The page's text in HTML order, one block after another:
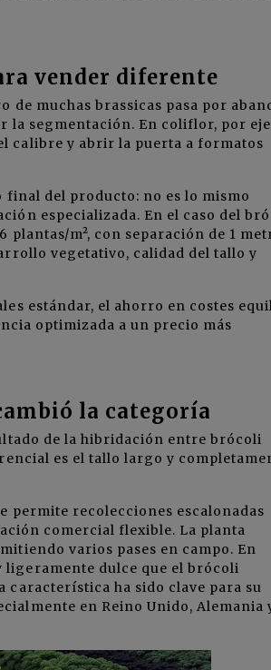
vender diferente
de muchas brassicas pasa por
la segmentación. En coliflor, por
calibre y abrir la puerta a formatos
del producto: no es lo mismo
especializada. En el caso del
plantas/m², con separación de 1
vegetativo, calidad del tallo y
estándar, el ahorro en costes
optimizada a un precio más
la categoría
de la hibridación entre brócoli
es el tallo largo y
permite recolecciones escalonadas
comercial flexible. La planta
varios pases en campo. En
dulce que el brócoli
característica ha sido clave para su
en Reino Unido, Alemania